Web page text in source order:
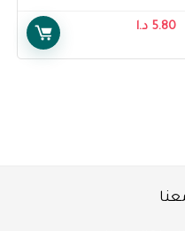
5.80 د.ا